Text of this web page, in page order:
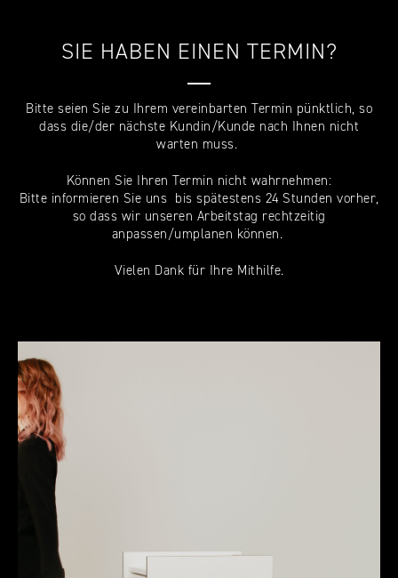
SIE HABEN EINEN TERMIN?
—
Bitte seien Sie zu Ihrem vereinbarten Termin pünktlich, so
dass die/der nächste Kundin/Kunde nach Ihnen nicht
warten muss.
Können Sie Ihren Termin nicht wahrnehmen:
Bitte informieren Sie uns bis spätestens 24 Stunden vorher,
so dass wir unseren Arbeitstag rechtzeitig
anpassen/umplanen können.
Vielen Dank für Ihre Mithilfe.